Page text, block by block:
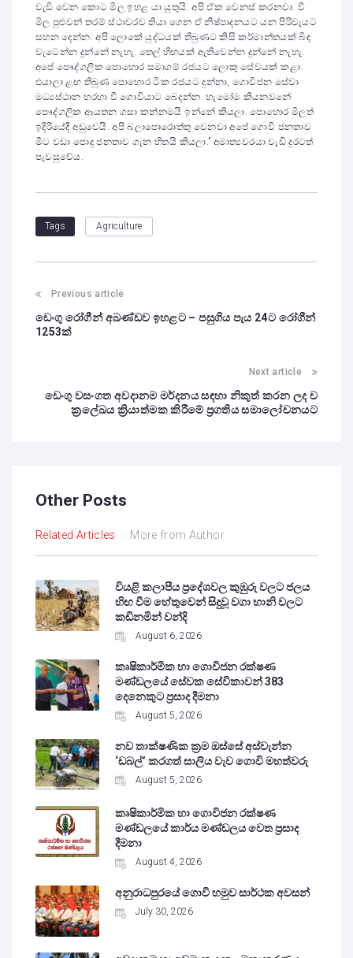
වැඩි වෙන කොට මිල ඉහළ යා යුතුයි. අපි ඒක වෙනස් කරනවා. වී
මිල පුළුවන් තරම් ස්ථාවරව තියා ගෙන ඒ නිෂ්පාදනයට යන පිරිවැයට
සහන දෙන්න. අපි ලොකේ යුද්ධයක් තිබුණට කිසි කර්මාන්තයක් බිඳ
වැටෙන්න දුන්නේ නැහැ. තෙල් හිඟයක් ඇතිවෙන්න දුන්නේ නැහැ.
අපේ පෞද්ගලික පොහොර සමාගම් රජයට ලොකු සේවයක් කළා.
එයාලා ළඟ තිබුණ පොහොර ටික රජයට දුන්නා, ගොවිජන සේවා
මධ්‍යස්ථාන හරහා වී ගොවියාට බෙදන්න. හැමෝම කියනවනේ
පෞද්ගලික ආයතන ගසා කන්නමයි ඉන්නේ කියලා. පොහොර මිලත්
ඉදිරියේදී අඩුවෙයි. අපි බලාපොරොත්තු වෙනවා අපේ ගොවි ජනතාව
මීට වඩා පොදු ජනතාව ගැන හිතයි කියලා.” අමාත්‍යවරයා වැඩි දුරටත්
පැවසුවේය.
Tags Agriculture
Previous article
ඩෙංගු රෝගීන් අඛණ්ඩව ඉහළට – පසුගිය පැය 24ට රෝගීන්
1253ක්
Next article
ඩෙංගු වසංගත අවදානම මර්දනය සඳහා නිකුත් කරන ලද ච
ක්‍රලේඛය ‍ක්‍රියාත්මක කිරීමේ ප්‍රගතිය සමාලෝචනයට
Other Posts
Related Articles More from Author
වියළි කලාපීය ප්‍රදේශවල කුඹුරු වලට ජලය
හිඟ වීම හේතුවෙන් සිදුවූ වගා හානි වලට
කඩිනමින් වන්දි
August 6, 2026
කෘෂිකාර්මික හා ගොවිජන රක්ෂණ
මණ්ඩලයේ සේවක සේවිකාවන් 383
දෙනෙකුට ප්‍රසාද දීමනා
August 5, 2026
නව තාක්ෂණික ක්‍රම ඔස්සේ අස්වැන්න
‘ඩබල්’ කරගත් සාලිය වැව ගොවි මහත්වරු
August 5, 2026
කෘෂිකාර්මික හා ගොවිජන රක්ෂණ
මණ්ඩලයේ කාර්ය මණ්ඩලය වෙත ප්‍රසාද
දීමනා
August 4, 2026
අනුරාධපුරයේ ගොවි හමුව සාර්ථක අවසන්
July 30, 2026